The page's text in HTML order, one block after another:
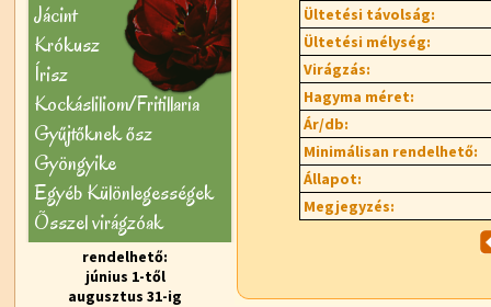
Jácint
Krókusz
Írisz
Kockásliliom/Fritillaria
Gyűjtőknek ősz
Gyöngyike
Egyéb Különlegességek
Õsszel virágzóak
rendelhető:
június 1-től
augusztus 31-ig
Ültetési távolság:
Ültetési mélység:
Virágzás:
Hagyma méret:
Ár/db:
Minimálisan rendelhető:
Állapot:
Megjegyzés: